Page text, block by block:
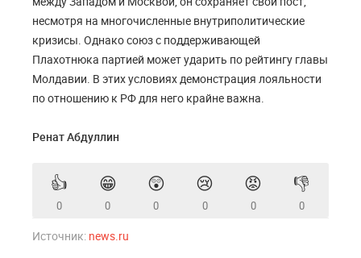
несмотря на многочисленные внутриполитические
кризисы. Однако союз с поддерживающей
Плахотнюка партией может ударить по рейтингу главы
Молдавии. В этих условиях демонстрация лояльности
по отношению к РФ для него крайне важна.
Ренат Абдуллин
👍
0
😁
0
😲
0
😢
0
😡
0
👎
0
Источник: news.ru